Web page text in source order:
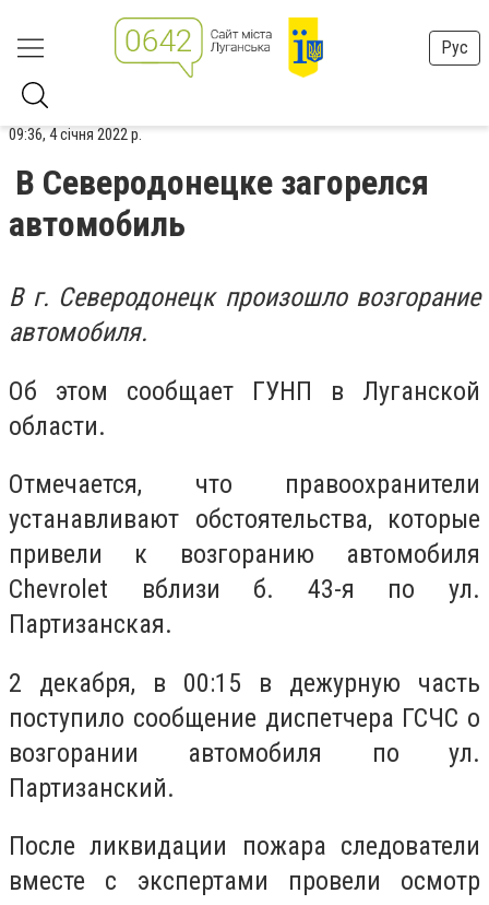
Рус
09:36, 4 січня 2022 р.
В Северодонецке загорелся
автомобиль
В г. Северодонецк произошло возгорание
автомобиля.
Об этом сообщает ГУНП в Луганской
области.
Отмечается, что правоохранители
устанавливают обстоятельства, которые
привели к возгоранию автомобиля
Chevrolet вблизи б. 43-я по ул.
Партизанская.
2 декабря, в 00:15 в дежурную часть
поступило сообщение диспетчера ГСЧС о
возгорании автомобиля по ул.
Партизанский.
После ликвидации пожара следователи
вместе с экспертами провели осмотр